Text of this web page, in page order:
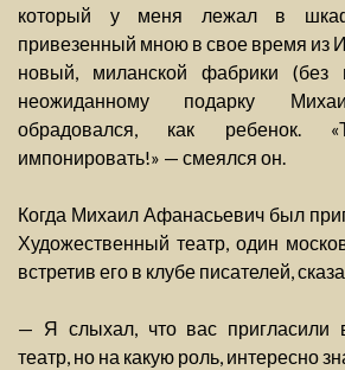
который у меня лежал в
привезенный мною в свое время из
новый, миланской фабрики (без
неожиданному подарку
обрадовался, как ребенок.
импонировать!» — смеялся он.
Когда Михаил Афанасьевич был
Художественный театр, один
встретив его в клубе писателей,
— Я слыхал, что вас пригласили
театр, но на какую роль, интересно